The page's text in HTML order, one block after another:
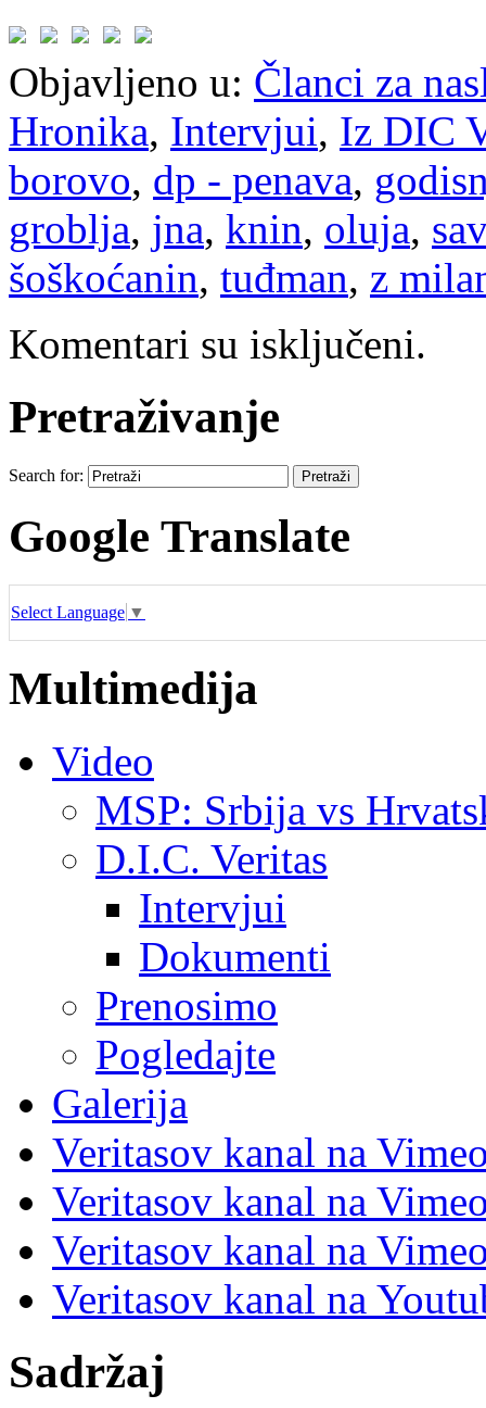
Objavljeno u: Članci za
Hronika, Intervjui, Iz DIC
borovo, dp - penava,
groblja, jna, knin, oluja,
šoškoćanin, tuđman, z
Komentari su isključeni.
Pretraživanje
Search for:
Google Translate
Select Language ▼
Multimedija
Video
MSP: Srbija vs
D.I.C. Veritas
Intervjui
Dokumenti
Prenosimo
Pogledajte
Galerija
Veritasov kanal na
Veritasov kanal na
Veritasov kanal na
Veritasov kanal na
Sadržaj